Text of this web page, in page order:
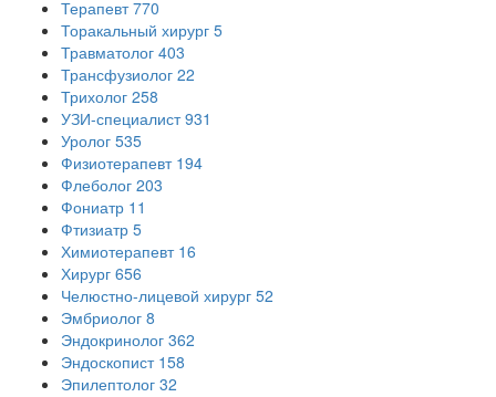
Терапевт 770
Торакальный хирург 5
Травматолог 403
Трансфузиолог 22
Трихолог 258
УЗИ-специалист 931
Уролог 535
Физиотерапевт 194
Флеболог 203
Фониатр 11
Фтизиатр 5
Химиотерапевт 16
Хирург 656
Челюстно-лицевой хирург 52
Эмбриолог 8
Эндокринолог 362
Эндоскопист 158
Эпилептолог 32